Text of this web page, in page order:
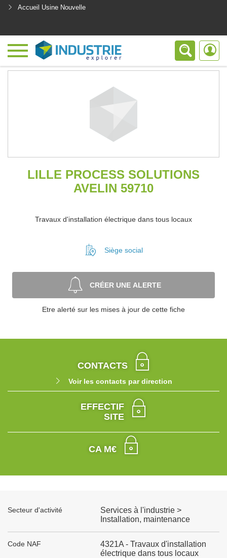
Accueil Usine Nouvelle
LILLE PROCESS SOLUTIONS
AVELIN 59710
Travaux d'installation électrique dans tous locaux
Siège social
CRÉER UNE ALERTE
Etre alerté sur les mises à jour de cette fiche
CONTACTS
Voir les contacts par direction
EFFECTIF
SITE
CA M€
Secteur d'activité
Services à l'industrie >
Installation, maintenance
Code NAF
4321A - Travaux d'installation
électrique dans tous locaux